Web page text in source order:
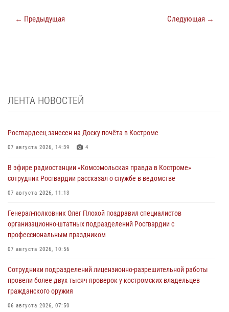
← Предыдущая Следующая →
ЛЕНТА НОВОСТЕЙ
Росгвардеец занесен на Доску почёта в Костроме
07 августа 2026, 14:39 4
В эфире радиостанции «Комсомольская правда в Костроме»
сотрудник Росгвардии рассказал о службе в ведомстве
07 августа 2026, 11:13
Генерал-полковник Олег Плохой поздравил специалистов
организационно-штатных подразделений Росгвардии с
профессиональным праздником
07 августа 2026, 10:56
Сотрудники подразделений лицензионно-разрешительной работы
провели более двух тысяч проверок у костромских владельцев
гражданского оружия
06 августа 2026, 07:50